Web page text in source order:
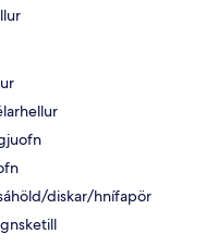
diskar/hnífapör